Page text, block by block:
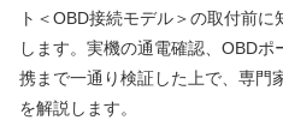
ト＜OBD接続モデル＞の取付前
します。実機の通電確認、OBD
携まで一通り検証した上で、専門
を解説します。